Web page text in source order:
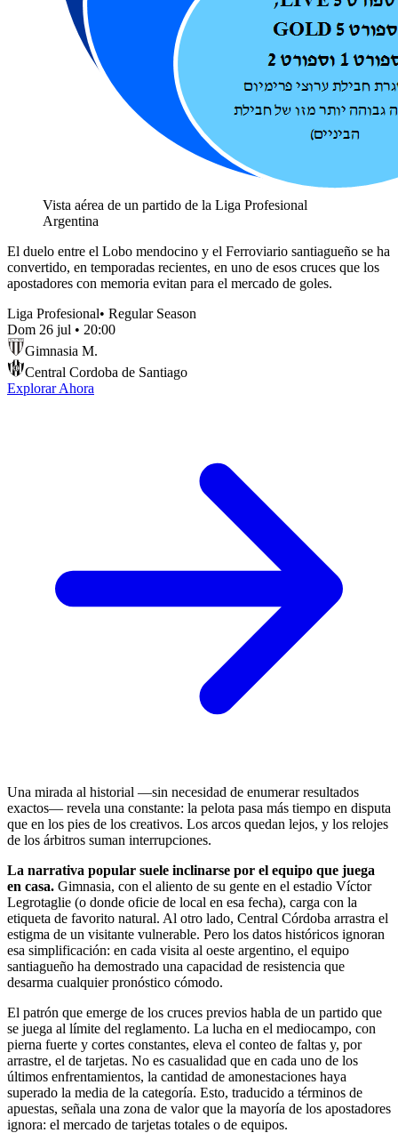
Vista aérea de un partido de la Liga Profesional
Argentina
El duelo entre el Lobo mendocino y el Ferroviario santiagueño se ha
convertido, en temporadas recientes, en uno de esos cruces que los
apostadores con memoria evitan para el mercado de goles.
Liga Profesional• Regular Season
Dom 26 jul • 20:00
Gimnasia M.
Central Cordoba de Santiago
Explorar Ahora
Una mirada al historial —sin necesidad de enumerar resultados
exactos— revela una constante: la pelota pasa más tiempo en disputa
que en los pies de los creativos. Los arcos quedan lejos, y los relojes
de los árbitros suman interrupciones.
La narrativa popular suele inclinarse por el equipo que juega
en casa. Gimnasia, con el aliento de su gente en el estadio Víctor
Legrotaglie (o donde oficie de local en esa fecha), carga con la
etiqueta de favorito natural. Al otro lado, Central Córdoba arrastra el
estigma de un visitante vulnerable. Pero los datos históricos ignoran
esa simplificación: en cada visita al oeste argentino, el equipo
santiagueño ha demostrado una capacidad de resistencia que
desarma cualquier pronóstico cómodo.
El patrón que emerge de los cruces previos habla de un partido que
se juega al límite del reglamento. La lucha en el mediocampo, con
pierna fuerte y cortes constantes, eleva el conteo de faltas y, por
arrastre, el de tarjetas. No es casualidad que en cada uno de los
últimos enfrentamientos, la cantidad de amonestaciones haya
superado la media de la categoría. Esto, traducido a términos de
apuestas, señala una zona de valor que la mayoría de los apostadores
ignora: el mercado de tarjetas totales o de equipos.